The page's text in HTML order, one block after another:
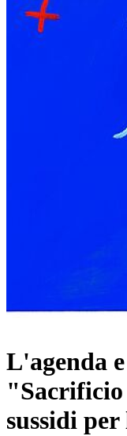
L'agenda
sussidi